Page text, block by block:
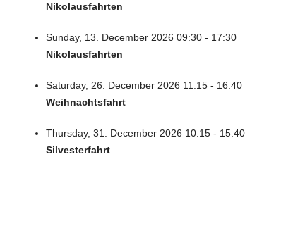
Nikolausfahrten
Sunday, 13. December 2026 09:30 - 17:30
Nikolausfahrten
Saturday, 26. December 2026 11:15 - 16:40
Weihnachtsfahrt
Thursday, 31. December 2026 10:15 - 15:40
Silvesterfahrt